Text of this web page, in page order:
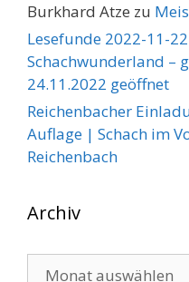
Burkhard Atze zu
Lesefunde 2022-11-
Schachwunderland –
24.11.2022 geöffnet
Reichenbacher
Auflage | Schach im
Reichenbach
Archiv